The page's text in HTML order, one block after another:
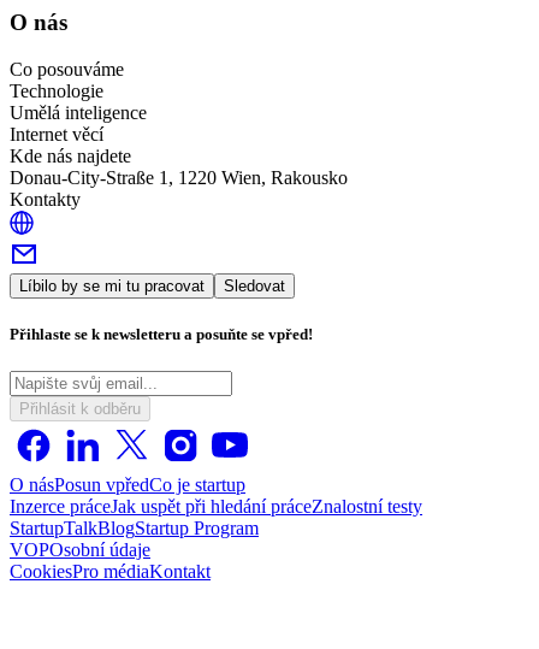
O nás
Co posouváme
Technologie
Umělá inteligence
Internet věcí
Kde nás najdete
Donau-City-Straße 1, 1220 Wien, Rakousko
Kontakty
Líbilo by se mi tu pracovat Sledovat
Přihlaste se k newsletteru a posuňte se vpřed!
Přihlásit k odběru
O násPosun vpředCo je startup
Inzerce práceJak uspět při hledání práceZnalostní testy
StartupTalkBlogStartup Program
VOPOsobní údaje
CookiesPro médiaKontakt